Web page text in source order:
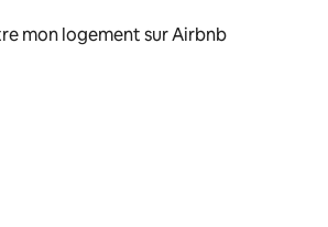
mon logement sur Airbnb